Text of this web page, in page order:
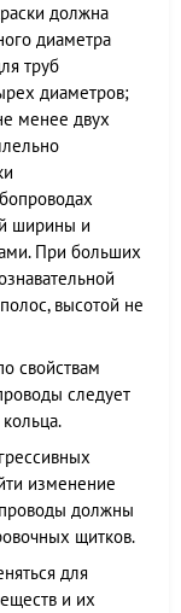
должна
диаметра
труб
диаметров;
менее двух
ширины и
При больших
высотой не
свойствам
следует
изменение
должны
щитков.
для
и их